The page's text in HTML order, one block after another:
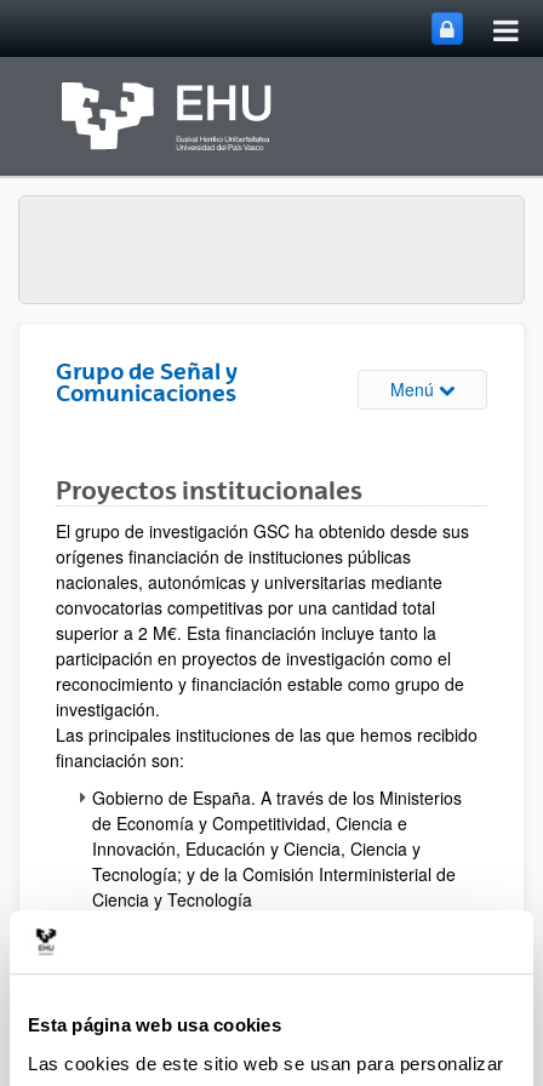
Esta página web usa cookies
Las cookies de este sitio web se usan para personalizar
Grupo de Señal y
Comunicaciones
Menú Abrir/cerrar
Proyectos institucionales
El grupo de investigación GSC ha obtenido desde sus
orígenes financiación de instituciones públicas
nacionales, autonómicas y universitarias mediante
convocatorias competitivas por una cantidad total
superior a 2 M€. Esta financiación incluye tanto la
participación en proyectos de investigación como el
reconocimiento y financiación estable como grupo de
investigación.
Las principales instituciones de las que hemos recibido
financiación son:
Gobierno de España. A través de los Ministerios
de Economía y Competitividad, Ciencia e
Innovación, Educación y Ciencia, Ciencia y
Tecnología; y de la Comisión Interministerial de
Ciencia y Tecnología
Comunidad de Trabajo de los Pirineos
Unibertsitatea (UPV/EHU)
A continuación se muestra el listado de los proyectos